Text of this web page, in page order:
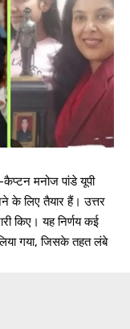
मनोज पांडे यूपी
के लिए तैयार हैं। उत्तर
किए। यह निर्णय कई
गया, जिसके तहत लंबे